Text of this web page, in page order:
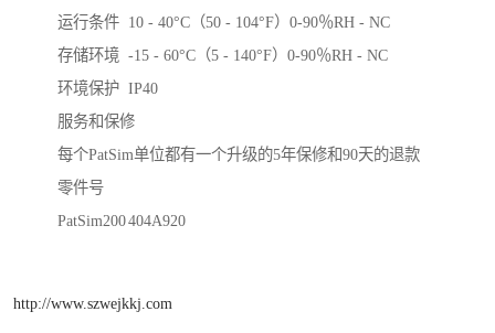
运行条件	10 - 40°C（50 - 104°F）0-90％RH - NC
存储环境	-15 - 60°C（5 - 140°F）0-90％RH - NC
环境保护	IP40
服务和保修
每个PatSim单位都有一个升级的5年保修和90天的退款
零件号
PatSim200	404A920
http://www.szwejkkj.com